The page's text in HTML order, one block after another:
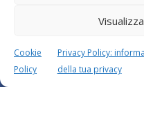
Cookie
Policy
Privacy Policy:
della tua privacy
lavoretti, biglietti
d’auguri, filastrocche